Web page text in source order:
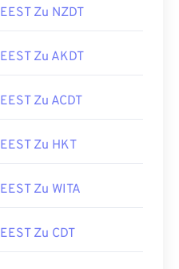
EEST Zu NZDT
EEST Zu AKDT
EEST Zu ACDT
EEST Zu HKT
EEST Zu WITA
EEST Zu CDT